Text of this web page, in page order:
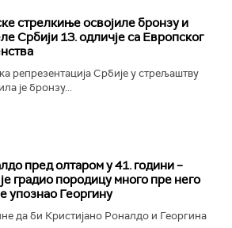
стрелкиње освојиле бронзу и
Србији 13. одличје са Европског
репрезентација Србије у стрељаштву
је бронзу...
пред олтаром у 41. години –
градио породицу много пре него
упознао Георгину
да би Кристијано Роналдо и Георгина